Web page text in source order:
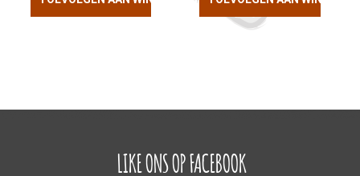
LIKE ONS OP FACEBOOK